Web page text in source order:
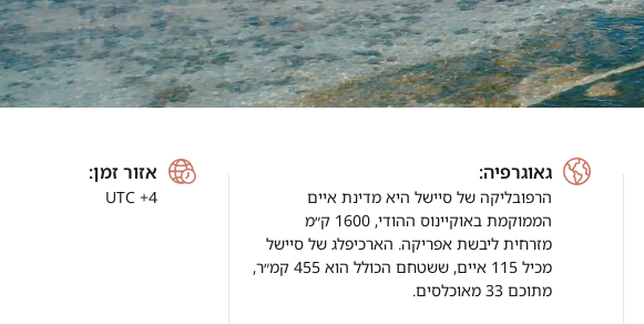
גאוגרפיה:
הרפובליקה של סיישל היא מדינת איים
הממוקמת באוקיינוס ההודי, 1600 ק״מ
מזרחית ליבשת אפריקה. הארכיפלג של סיישל
מכיל 115 איים, ששטחם הכולל הוא 455 קמ״ר,
מתוכם 33 מאוכלסים.
אזור זמן:
UTC +4